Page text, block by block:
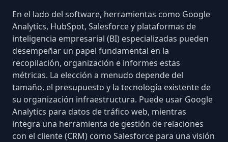
En el lado del software, herramientas como Google
Analytics, HubSpot, Salesforcey plataformas de
inteligencia empresarial (BI) especializadas pueden
desempeñar un papel fundamental en la
recopilación, organización e informes estas
métricas. La elección a menudo depende del
tamaño, el presupuesto y la tecnología existente de
su organización infraestructura. Puede usar Google
Analytics para datos de tráfico web, mientras
integra una herramienta de gestión de relaciones
con el cliente (CRM) como Salesforce para una visión